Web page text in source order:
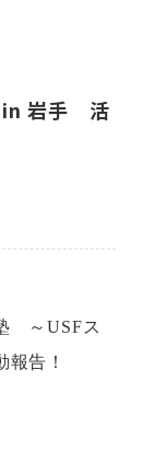
in 岩手 活